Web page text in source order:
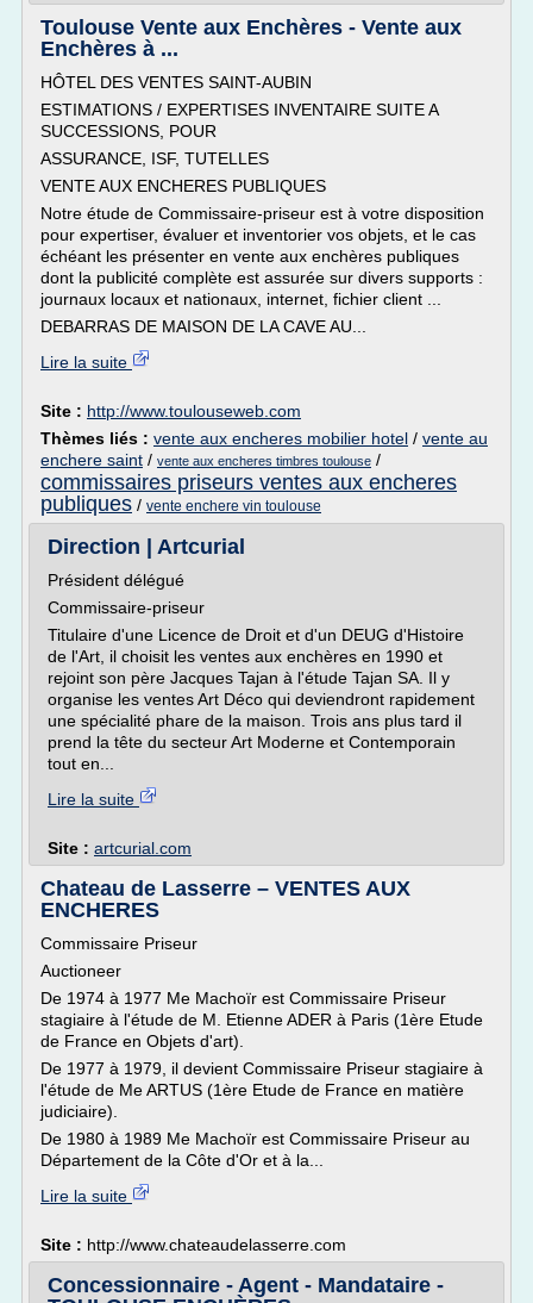
Toulouse Vente aux Enchères - Vente aux
Enchères à ...
HÔTEL DES VENTES SAINT-AUBIN
ESTIMATIONS / EXPERTISES INVENTAIRE SUITE A
SUCCESSIONS, POUR
ASSURANCE, ISF, TUTELLES
VENTE AUX ENCHERES PUBLIQUES
Notre étude de Commissaire-priseur est à votre disposition
pour expertiser, évaluer et inventorier vos objets, et le cas
échéant les présenter en vente aux enchères publiques
dont la publicité complète est assurée sur divers supports :
journaux locaux et nationaux, internet, fichier client ...
DEBARRAS DE MAISON DE LA CAVE AU...
Lire la suite
Site : http://www.toulouseweb.com
Thèmes liés : vente aux encheres mobilier hotel / vente au
enchere saint / vente aux encheres timbres toulouse /
commissaires priseurs ventes aux encheres
publiques / vente enchere vin toulouse
Direction | Artcurial
Président délégué
Commissaire-priseur
Titulaire d'une Licence de Droit et d'un DEUG d'Histoire
de l'Art, il choisit les ventes aux enchères en 1990 et
rejoint son père Jacques Tajan à l'étude Tajan SA. Il y
organise les ventes Art Déco qui deviendront rapidement
une spécialité phare de la maison. Trois ans plus tard il
prend la tête du secteur Art Moderne et Contemporain
tout en...
Lire la suite
Site : artcurial.com
Chateau de Lasserre – VENTES AUX
ENCHERES
Commissaire Priseur
Auctioneer
De 1974 à 1977 Me Machoïr est Commissaire Priseur
stagiaire à l'étude de M. Etienne ADER à Paris (1ère Etude
de France en Objets d'art).
De 1977 à 1979, il devient Commissaire Priseur stagiaire à
l'étude de Me ARTUS (1ère Etude de France en matière
judiciaire).
De 1980 à 1989 Me Machoïr est Commissaire Priseur au
Département de la Côte d'Or et à la...
Lire la suite
Site : http://www.chateaudelasserre.com
Concessionnaire - Agent - Mandataire -